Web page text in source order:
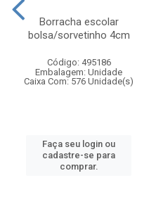
Borracha escolar
bolsa/sorvetinho 4cm
Código: 495186
Embalagem: Unidade
Caixa Com: 576 Unidade(s)
Faça seu login ou
cadastre-se para
comprar.